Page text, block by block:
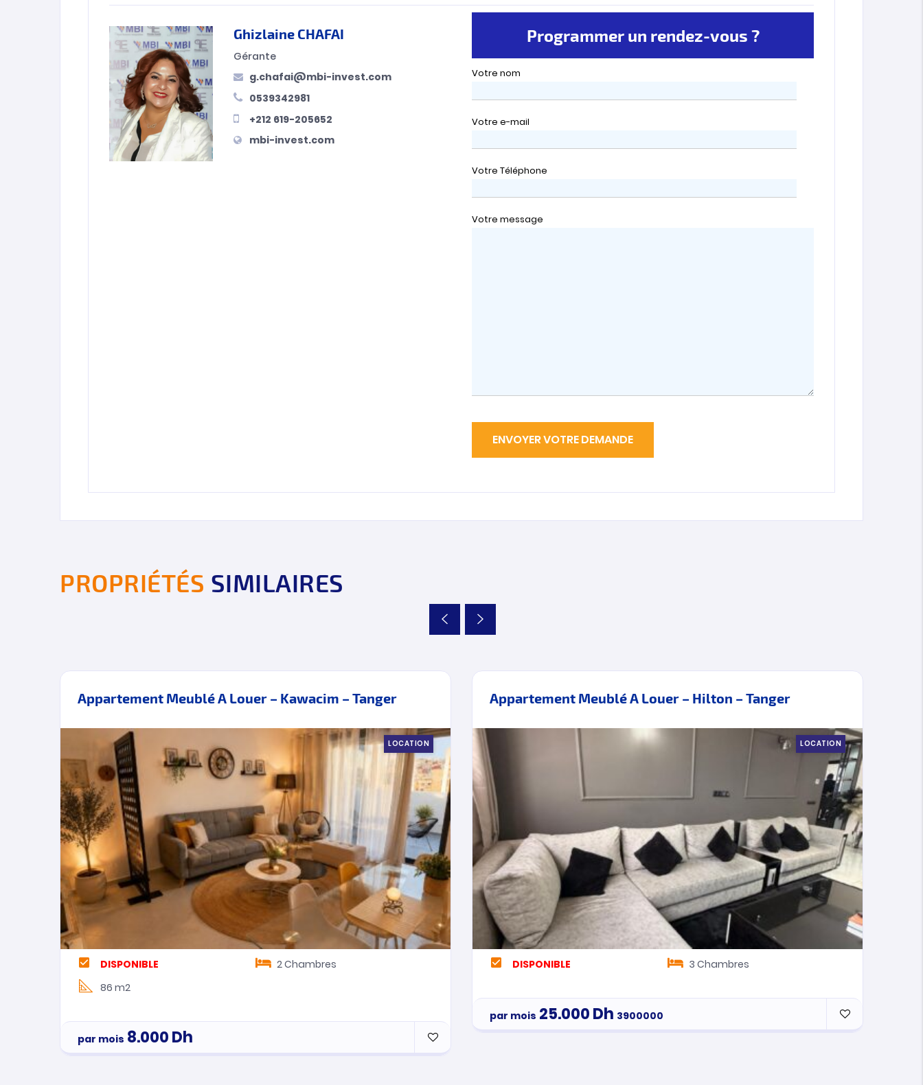
Ghizlaine CHAFAI
Gérante
g.chafai@mbi-invest.com
0539342981
+212 619-205652
mbi-invest.com
Programmer un rendez-vous ?
Votre nom
Votre e-mail
Votre Téléphone
Votre message
PROPRIÉTÉS SIMILAIRES
Appartement Meublé A Louer – Kawacim – Tanger
LOCATION
DISPONIBLE 2Chambres
86 m2
par mois 8.000Dh
Appartement Meublé A Louer – Hilton – Tanger
LOCATION
DISPONIBLE 3 Chambres
par mois 25.000Dh 3900000